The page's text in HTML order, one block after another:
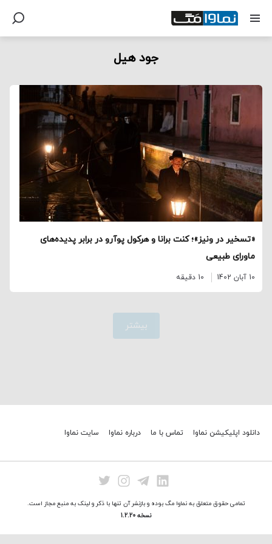
جود هیل
«تسخیر در ونیز»؛ کنت برانا و هرکول پوآرو در برابر پدیده‌های
ماورای طبیعی
10 آبان 1402 10 دقیقه
بیشتر
دانلود اپلیکیشن نماوا تماس با ما درباره نماوا سایت نماوا
تمامی حقوق متعلق به نماوا مگ بوده و بازنشر آن تنها با ذکر و لینک به منبع مجاز است.
نسخه 1.2.20